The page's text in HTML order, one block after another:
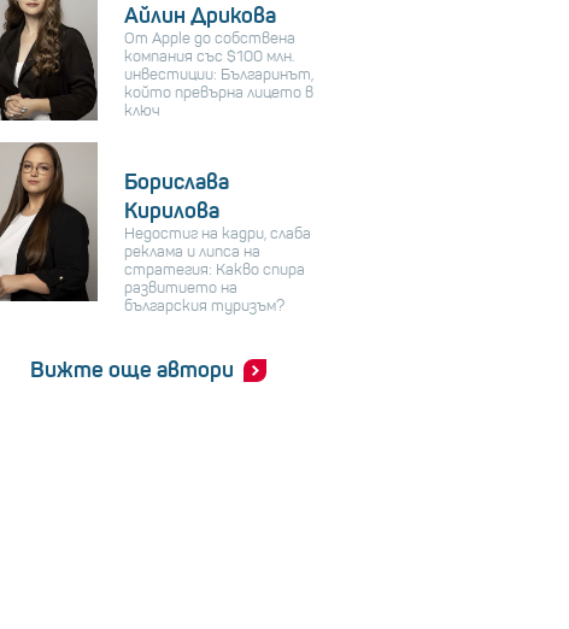
Айлин Дрикова
От Apple до собствена
компания със $100 млн.
инвестиции: Българинът,
който превърна лицето в
ключ
Борислава
Кирилова
Недостиг на кадри, слаба
реклама и липса на
стратегия: Какво спира
развитието на
българския туризъм?
Вижте още автори